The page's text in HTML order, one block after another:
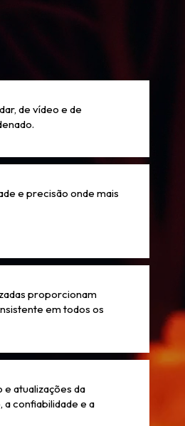
de vídeo e de
e precisão onde mais
proporcionam
em todos os
atualizações da
confiabilidade e a